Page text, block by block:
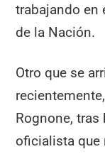
trabajando en
de la Nación.
Otro que se
Rognone, tras
oficialista que